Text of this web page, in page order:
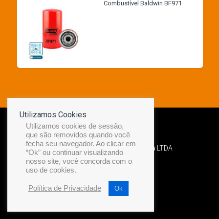
Combustível Baldwin BF971
Desenvolvido por Diamond Náutica LTDA
Utilizamos Cookies
Utilizamos cookies de sessão,
que são removidos quando você
fecha seu navegador. Ao clicar em
“Ok” ou continuar visualizando
nosso site, você concorda com o
uso de cookies.
Política de Privacidade Ok